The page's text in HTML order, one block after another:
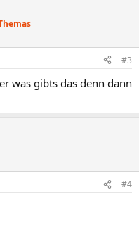
#3
was gibts das denn dann
#4